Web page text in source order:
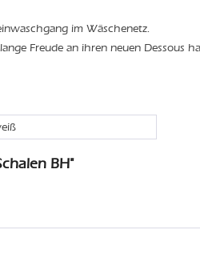
im Wäschenetz.
Freude an ihren neuen Dessous
BH"